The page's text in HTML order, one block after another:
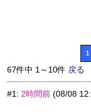
1
67件中 1～10件 戻る
#1: 2時間前 (08/08